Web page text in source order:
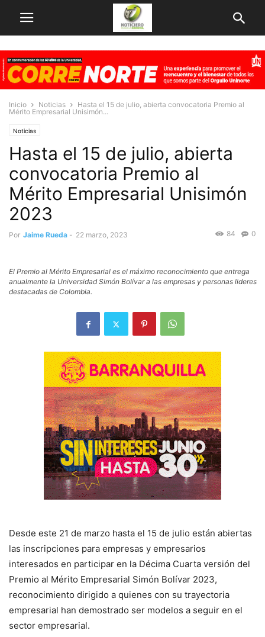
Inicio Noticias
Hasta el 15 de julio, abierta convocatoria Premio al
Mérito Empresarial Unisimón...
Noticias
Hasta el 15 de julio, abierta
convocatoria Premio al
Mérito Empresarial Unisimón
2023
Por Jaime Rueda - 22 marzo, 2023 0
84
El Premio al Mérito Empresarial es el máximo reconocimiento que entrega
anualmente la Universidad Simón Bolívar a las empresas y personas lideres
destacadas de Colombia.
Desde este 21 de marzo hasta el 15 de julio están abiertas
las inscripciones para empresas y empresarios
interesados en participar en la Décima Cuarta versión del
Premio al Mérito Empresarial Simón Bolívar 2023,
reconocimiento dirigido a quienes con su trayectoria
empresarial han demostrado ser modelos a seguir en el
sector empresarial.